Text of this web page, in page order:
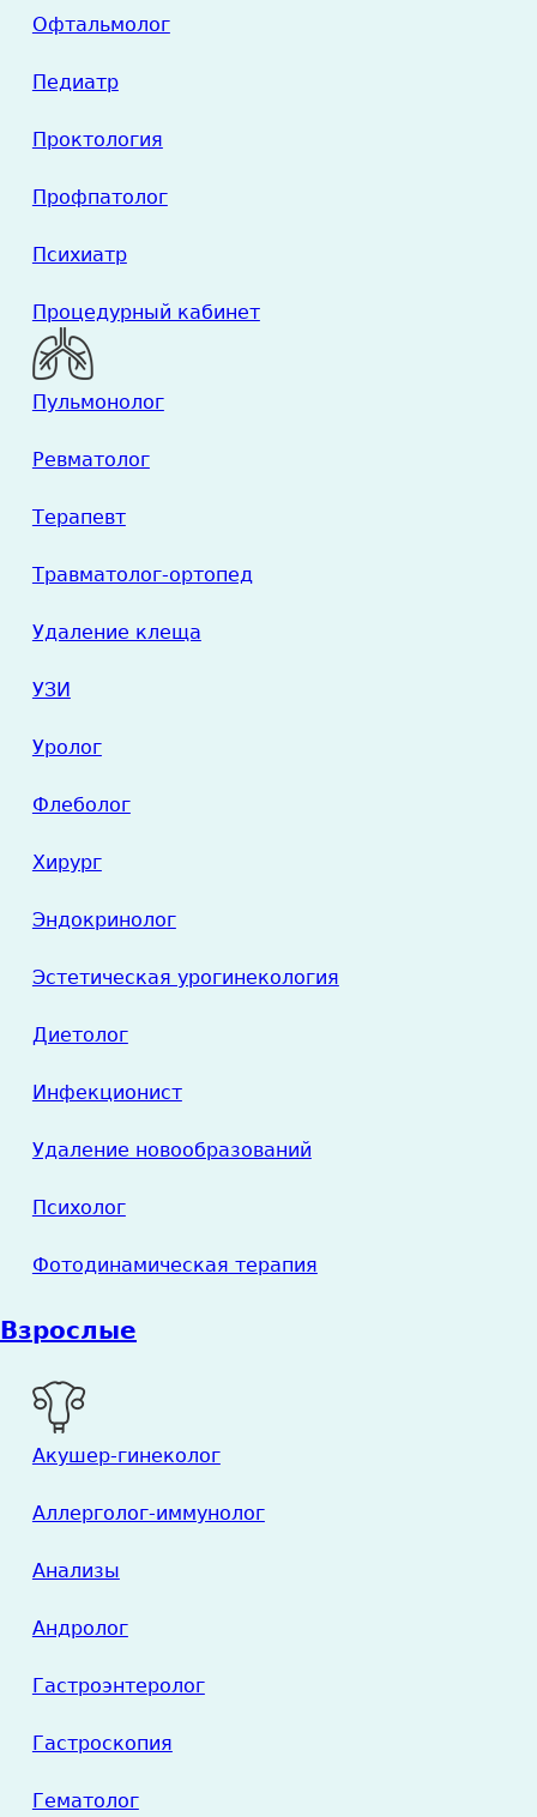
Офтальмолог
Педиатр
Проктология
Профпатолог
Психиатр
Процедурный кабинет
Пульмонолог
Ревматолог
Терапевт
Травматолог-ортопед
Удаление клеща
УЗИ
Уролог
Флеболог
Хирург
Эндокринолог
Эстетическая урогинекология
Диетолог
Инфекционист
Удаление новообразований
Психолог
Фотодинамическая терапия
Взрослые
Акушер-гинеколог
Аллерголог-иммунолог
Анализы
Андролог
Гастроэнтеролог
Гастроскопия
Гематолог